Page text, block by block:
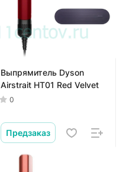
Выпрямитель Dyson
Airstrait HT01 Red Velvet
0
Предзаказ